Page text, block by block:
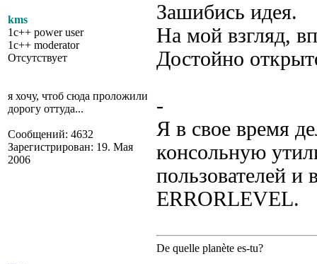
kms
1c++ power user
1c++ moderator
Отсутствует
я хочу, чтоб сюда проложили
дорогу оттуда...
Сообщений: 4632
Зарегистрирован: 19. Мая
2006
Зашибись идея.
На мой взгляд,
Достойно
-
Я в свое время
консольную
пользователей и
ERRORLEVEL.
De quelle planète es-tu?